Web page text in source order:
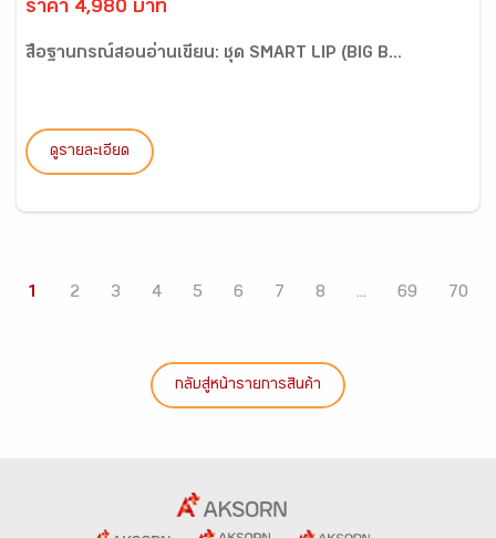
ราคา 4,980 บาท
สื่อฐานกรณ์สอนอ่านเขียน: ชุด SMART LIP (BIG B...
ดูรายละเอียด
1 2 3 4 5 6 7 8 ... 69 70
กลับสู่หน้ารายการสินค้า